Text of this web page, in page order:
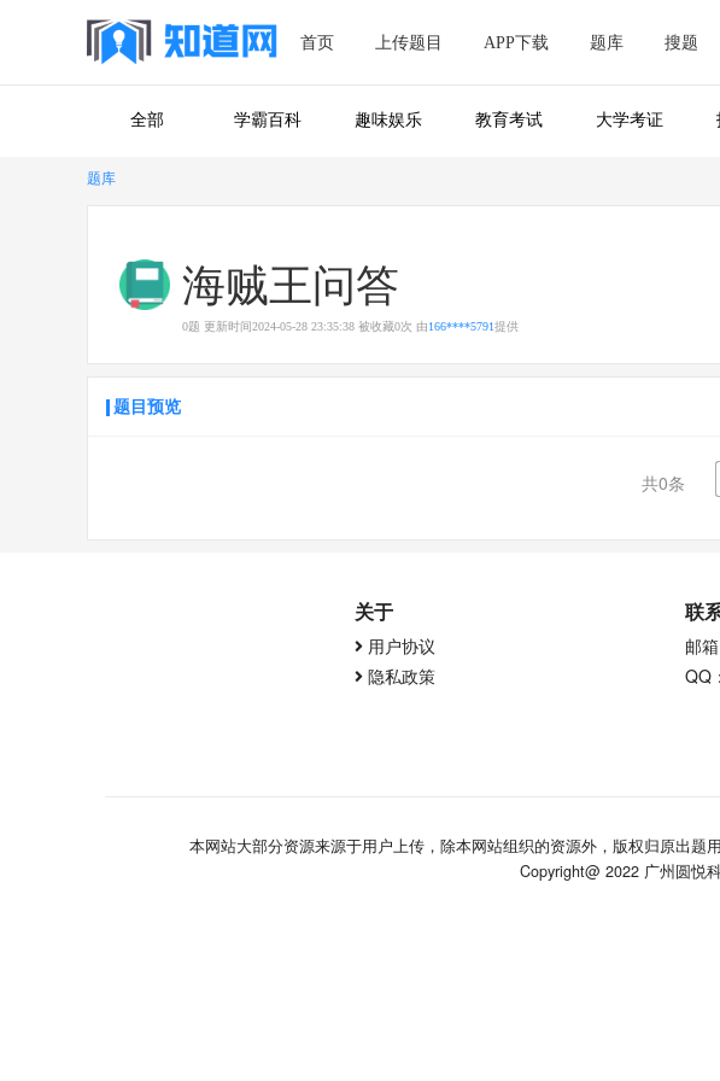
首页 上传题目 APP下载 题库 搜题
全部 学霸百科 趣味娱乐 教育考试 大学考证
题库
海贼王问答
0题 更新时间2024-05-28 23:35:38 被收藏0次 由166****5791提供
题目预览
共0条
关于
用户协议
隐私政策
联
邮
QQ
本网站大部分资源来源于用户上传，除本网站组织的资源外，版权归原出题
Copyright@ 2022 广州圆悦